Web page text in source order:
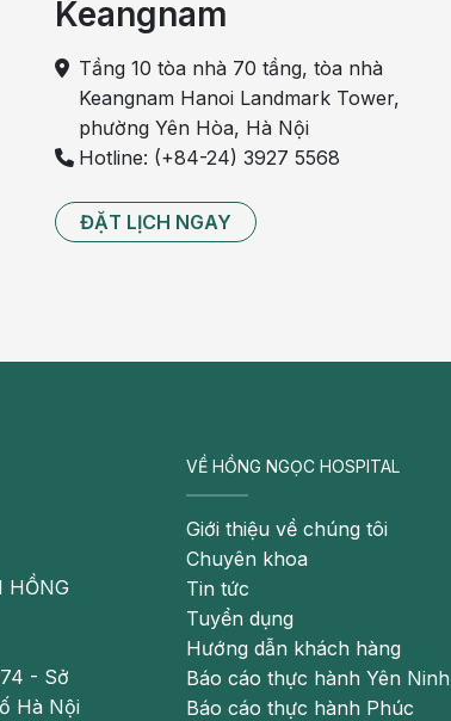
Keangnam
Tầng 10 tòa nhà 70 tầng, tòa nhà
Keangnam Hanoi Landmark Tower,
phường Yên Hòa, Hà Nội
Hotline: (+84-24) 3927 5568
ĐẶT LỊCH NGAY
HỒNG
- Sở
Hà Nội
VỀ HỒNG NGỌC HOSPITAL
Giới thiệu về chúng tôi
Chuyên khoa
Tin tức
Tuyển dụng
Hướng dẫn khách hàng
Báo cáo thực hành Yên Ninh
Báo cáo thực hành Phúc